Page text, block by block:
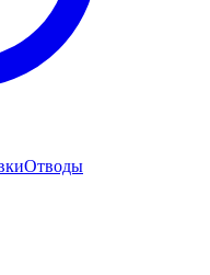
Отводы